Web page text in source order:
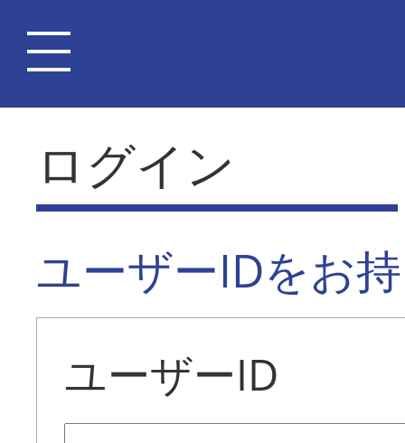
ログイン
ユーザーIDをお
ユーザーID